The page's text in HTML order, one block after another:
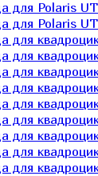
для Polaris
для Polaris
для
для
для
для
для
для
для
для
для